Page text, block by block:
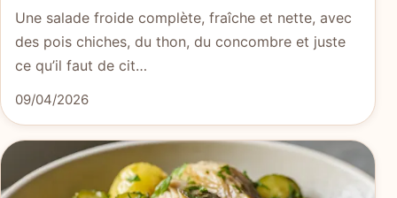
Une salade froide complète, fraîche et nette, avec
des pois chiches, du thon, du concombre et juste
ce qu’il faut de cit…
09/04/2026